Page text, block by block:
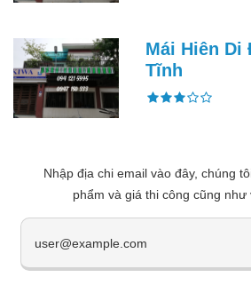
Mái Hiên Di
Tĩnh
Nhập địa chi email vào đây, chúng
phẩm và giá thi công cũng